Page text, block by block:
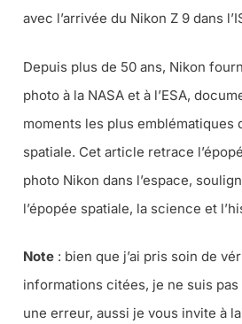
avec l’arrivée du Nikon Z 9 dans
Depuis plus de 50 ans, Nikon
photo à la NASA et à l’ESA,
moments les plus emblématiques
spatiale. Cet article retrace
photo Nikon dans l’espace,
l’épopée spatiale, la science et
Note : bien que j’ai pris soin de
informations citées, je ne suis pas
une erreur, aussi je vous invite à